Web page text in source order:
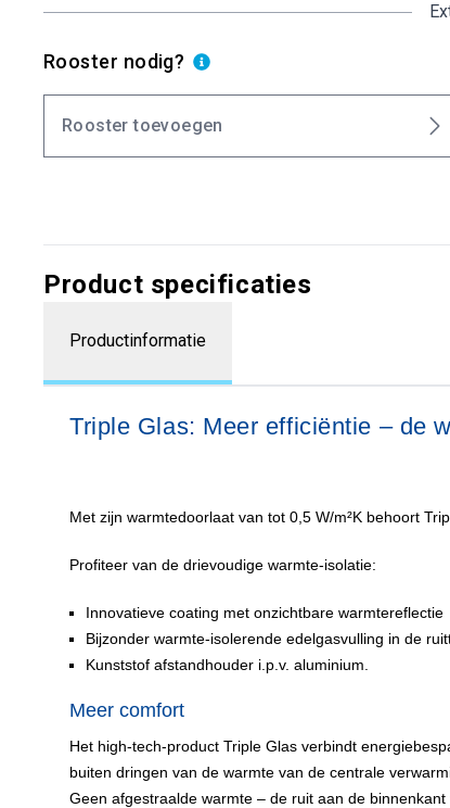
Rooster nodig?
Rooster toevoegen
Product specificaties
Productinformatie
Triple Glas: Meer efficiëntie – de
Met zijn warmtedoorlaat van tot 0,5 W/m²K behoort
Profiteer van de drievoudige warmte-isolatie:
Innovatieve coating met onzichtbare warmtereflectie
Bijzonder warmte-isolerende edelgasvulling in de
Kunststof afstandhouder i.p.v. aluminium.
Meer comfort
Het high-tech-product Triple Glas verbindt
buiten dringen van de warmte van de centrale
Geen afgestraalde warmte – de ruit aan de